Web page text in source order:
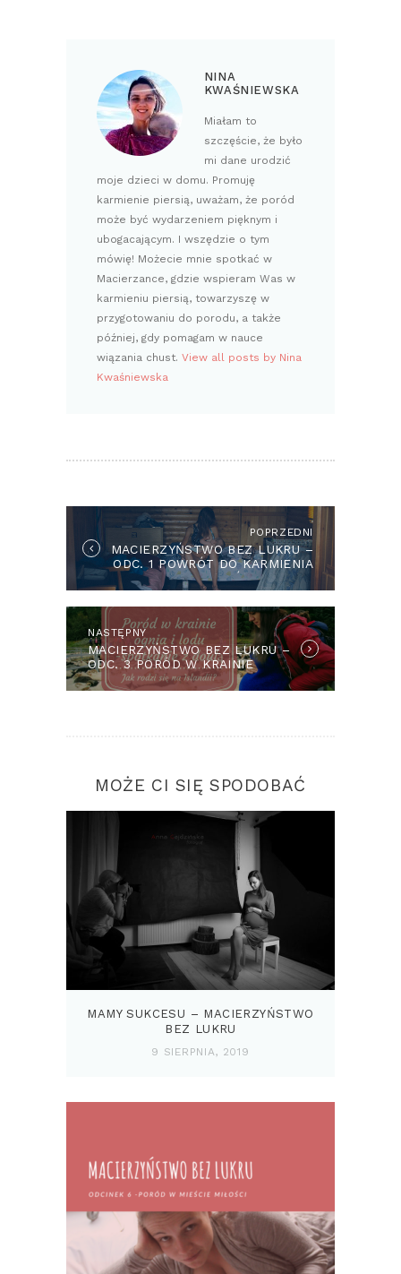
NINA
KWAŚNIEWSKA
Miałam to
szczęście, że było
mi dane urodzić
moje dzieci w domu. Promuję
karmienie piersią, uważam, że poród
może być wydarzeniem pięknym i
ubogacającym. I wszędzie o tym
mówię! Możecie mnie spotkać w
Macierzance, gdzie wspieram Was w
karmieniu piersią, towarzyszę w
przygotowaniu do porodu, a także
później, gdy pomagam w nauce
wiązania chust. View all posts by Nina
Kwaśniewska
POPRZEDNI
MACIERZYŃSTWO BEZ LUKRU –
ODC. 1 POWRÓT DO KARMIENIA
PIERSIĄ PÓŁ ROKU PO
PORODZIE
NASTĘPNY Next
post:
MACIERZYŃSTWO BEZ LUKRU –
ODC. 3 PORÓD W KRAINIE
OGNIA I LODU
MOŻE CI SIĘ SPODOBAĆ
MAMY SUKCESU – MACIERZYŃSTWO
BEZ LUKRU
9 SIERPNIA, 2019